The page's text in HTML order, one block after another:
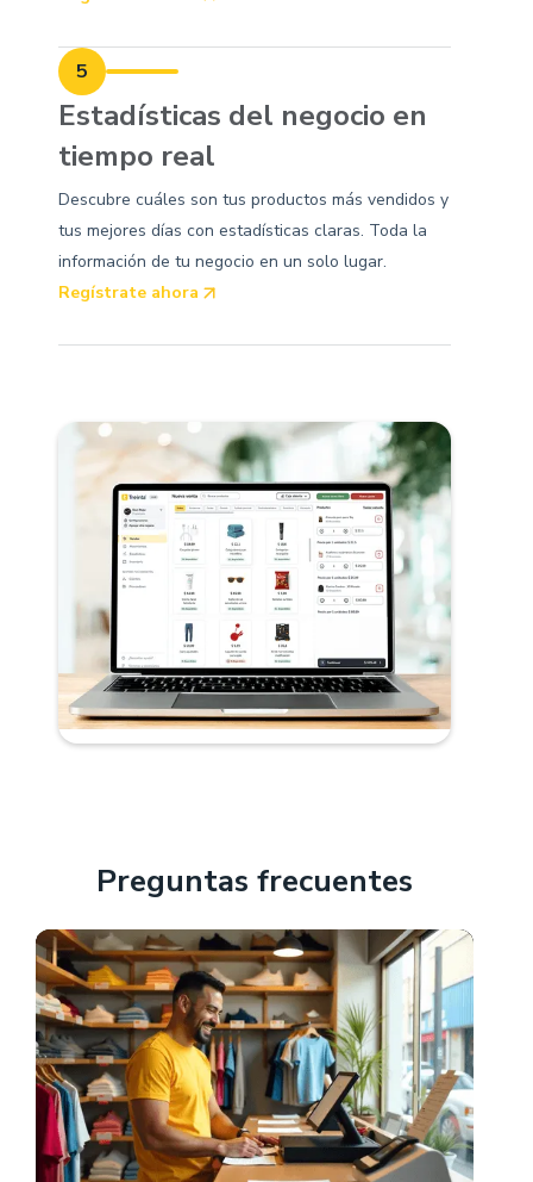
5
Estadísticas del negocio en
tiempo real
Descubre cuáles son tus productos más vendidos y
tus mejores días con estadísticas claras. Toda la
información de tu negocio en un solo lugar.
Regístrate ahora
Preguntas frecuentes